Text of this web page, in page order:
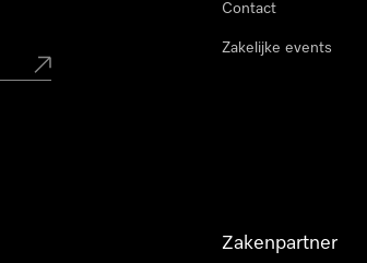
Contact
Zakelijke events
Zakenpartner